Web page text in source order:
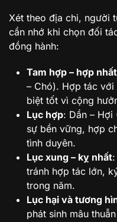
Xét theo địa chi, người
cần nhớ khi chọn đối
đồng hành:
Tam hợp – hợp nhất
– Chó). Hợp tác
biệt tốt vì cộng
Lục hợp: Dần – Hợi
sự bền vững, hợp
tình duyên.
Lục xung – kỵ nhất
tránh hợp tác lớn,
trong năm.
Lục hại và tương
phát sinh mâu